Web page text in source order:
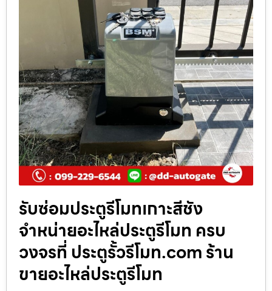
รับซ่อมประตูรีโมทเกาะสีชัง
จำหน่ายอะไหล่ประตูรีโมท ครบ
วงจรที่ ประตูรั้วรีโมท.com ร้าน
ขายอะไหล่ประตูรีโมท